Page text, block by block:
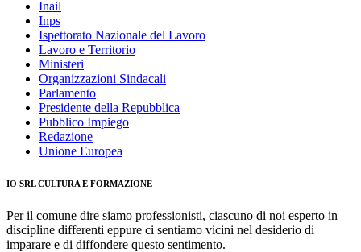
Inail
Inps
Ispettorato Nazionale del Lavoro
Lavoro e Territorio
Ministeri
Organizzazioni Sindacali
Parlamento
Presidente della Repubblica
Pubblico Impiego
Redazione
Unione Europea
IO SRL CULTURA E FORMAZIONE
Per il comune dire siamo professionisti, ciascuno di noi esperto in
discipline differenti eppure ci sentiamo vicini nel desiderio di
imparare e di diffondere questo sentimento.